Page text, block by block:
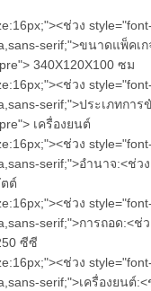
ช่วง style="font-
serif;">ขนาดแพ็คเก
340X120X100 ซม
ช่วง style="font-
serif;">ประเภทการ
เครื่องยนต์
ช่วง style="font-
serif;">อำนาจ:<ช่ว
ต์
ช่วง style="font-
serif;">การถอด:<ช่
ซีซี
ช่วง style="font-
serif;">เครื่องยนต์